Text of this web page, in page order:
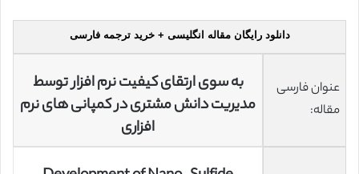
دانلود رایگان مقاله انگلیسی + خرید ترجمه فارسی
عنوان فارسی
مقاله:
به سوی ارتقای کیفیت نرم افزار توسط
مدیریت دانش مشتری در کمپانی های نرم
افزاری